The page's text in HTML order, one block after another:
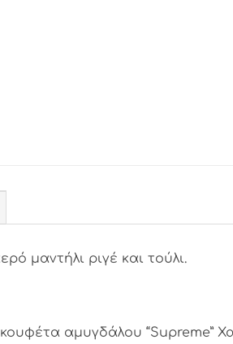
μαντήλι ριγέ και τούλι.
αμυγδάλου “Supreme”